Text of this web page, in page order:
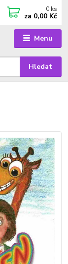
Menu
Hledat
0 ks
za 0,00 Kč